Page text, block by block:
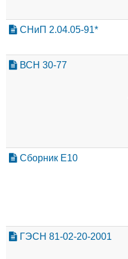
СНиП 2.04.05-91*
ВСН 30-77
Сборник Е10
ГЭСН 81-02-20-2001